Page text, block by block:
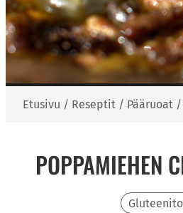
Etusivu / Reseptit / Pääruoat /
POPPAMIEHEN